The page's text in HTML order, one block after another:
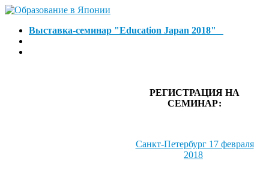
Выставка-семинар "Education Japan 2018"
РЕГИСТРАЦИЯ НА
СЕМИНАР:
Санкт-Петербург 17 февраля
2018